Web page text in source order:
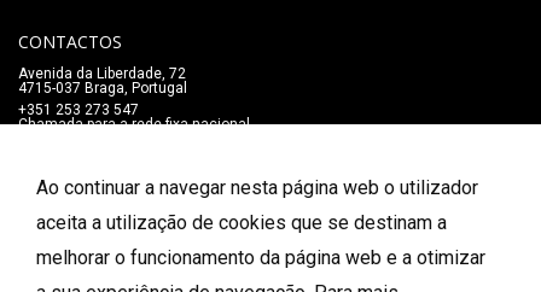
Ao continuar a navegar nesta página web o utilizador
aceita a utilização de cookies que se destinam a
melhorar o funcionamento da página web e a otimizar
CONTACTOS
Avenida da Liberdade, 72
4715-037 Braga, Portugal
+351 253 273 547
Chamada para a rede fixa nacional
FORMAS DE PAGAMENTO